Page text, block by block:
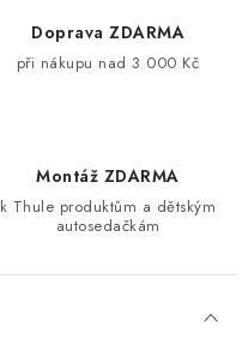
Doprava ZDARMA
při nákupu nad 3 000 Kč
Montáž ZDARMA
k Thule produktům a dětským
autosedačkám